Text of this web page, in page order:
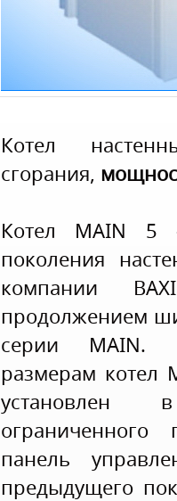
Котел
сгорания,
Котел MAIN 5 -
поколения
компании
продолжением
серии MAIN.
размерам котел
установлен
ограниченного
панель
предыдущего